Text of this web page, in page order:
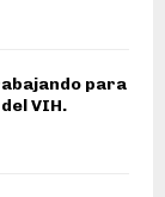
para
VIH.